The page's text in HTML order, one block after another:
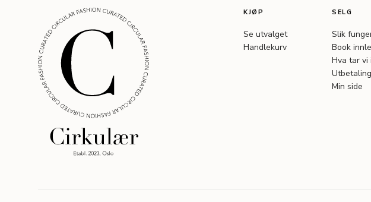
KJØP
Se utvalget
Handlekurv
SELG
Slik
Book
Hva tar vi
Min side